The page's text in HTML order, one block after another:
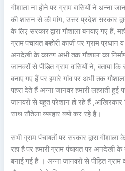
गौशाला ना होने पर ग्राम वासियों ने अन्ना
की शासन से की मांग, उत्तर प्रदेश सरकार
के लिए सरकार द्वारा गौशाला बनवाए गए हैं,
ग्राम पंचायत बम्होरी काजी पर ग्राम प्रधान
अनदेखी के कारण अभी तक गौशाला का
जानवरों से पीड़ित ग्राम वासियों ने, बताया कि
बनाए गए हैं पर हमारे गांव पर अभी तक
पहरा देते हैं अन्ना जानवर हमारी लहराती
जानवरों से बहुत परेशान हो रहे हैं
साथ सौतेला व्यवहार क्यों कर रहे हैं।
सभी ग्राम पंचायतों पर सरकार द्वारा
रहा है पर हमारी ग्राम पंचायत पर अनदेखी
बनाई गई है । अन्ना जानवरों से पीड़ित